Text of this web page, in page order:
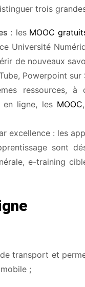
trois
: les MOOC
Université
de nouveaux
Powerpoint sur
ressources, à
en ligne, les MOOC
excellence : les
sont
e-training
transport et
;